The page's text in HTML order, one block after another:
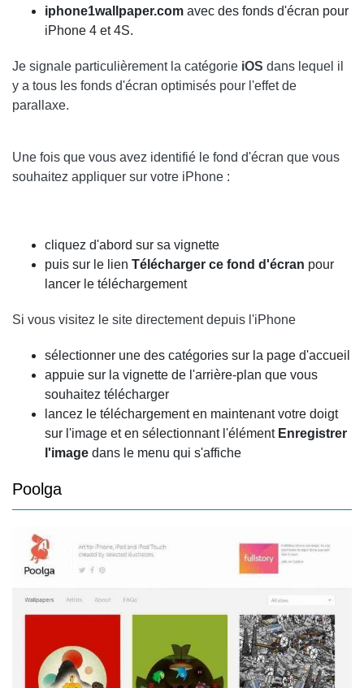
iphone1wallpaper.com avec des fonds d'écran pour
iPhone 4 et 4S.
Je signale particulièrement la catégorie iOS dans lequel il
y a tous les fonds d'écran optimisés pour l'effet de
parallaxe.
Une fois que vous avez identifié le fond d'écran que vous
souhaitez appliquer sur votre iPhone :
cliquez d'abord sur sa vignette
puis sur le lien Télécharger ce fond d'écran pour
lancer le téléchargement
Si vous visitez le site directement depuis l'iPhone
sélectionner une des catégories sur la page d'accueil
appuie sur la vignette de l'arrière-plan que vous
souhaitez télécharger
lancez le téléchargement en maintenant votre doigt
sur l'image et en sélectionnant l'élément Enregistrer
l'image dans le menu qui s'affiche
Poolga